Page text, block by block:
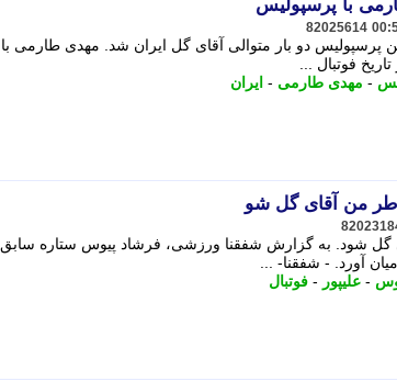
82025614
پرسپولیس دو بار متوالی آقای گل ایران شد. مهدی طارمی با
- مهدی طارمی - ایران
من آقای گل شو
گل شود. به گزارش شفقنا ورزشی، فرشاد پیوس ستاره سابق
آورد. - شفقنا- ...
- علیپور - فوتبال